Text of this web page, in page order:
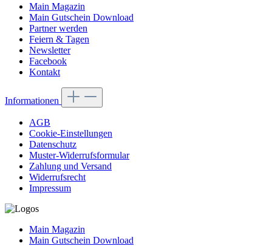
Main Magazin
Main Gutschein Download
Partner werden
Feiern & Tagen
Newsletter
Facebook
Kontakt
Informationen
AGB
Cookie-Einstellungen
Datenschutz
Muster-Widerrufsformular
Zahlung und Versand
Widerrufsrecht
Impressum
Main Magazin
Main Gutschein Download